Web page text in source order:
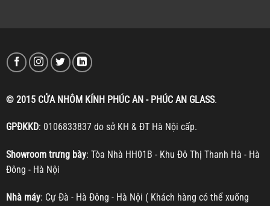
© 2015 CỬA NHÔM KÍNH PHÚC AN - PHÚC AN GLASS.
GPĐKKD: 0106833837 do sở KH & ĐT Hà Nội cấp.
Showroom trưng bày: Tòa Nhà HH01B - Khu Đô Thị Thanh Hà - Hà
Đông - Hà Nội
Nhà máy: Cự Đà - Hà Đông - Hà Nội ( Khách hàng có thể xuống